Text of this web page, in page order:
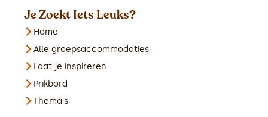
Je Zoekt Iets Leuks?
Home
Alle groepsaccommodaties
Laat je inspireren
Prikbord
Thema's